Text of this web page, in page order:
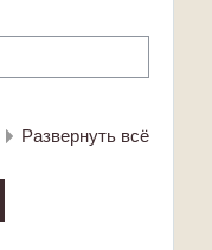
Развернуть всё